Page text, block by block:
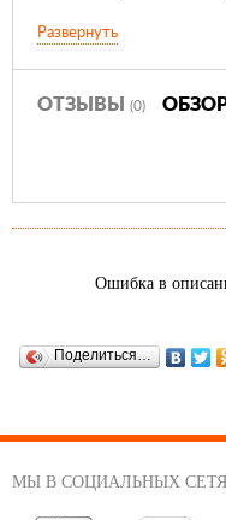
Развернуть
ОТЗЫВЫ (0)
Ошибка в
Поделиться…
МЫ В СОЦИАЛЬНЫХ